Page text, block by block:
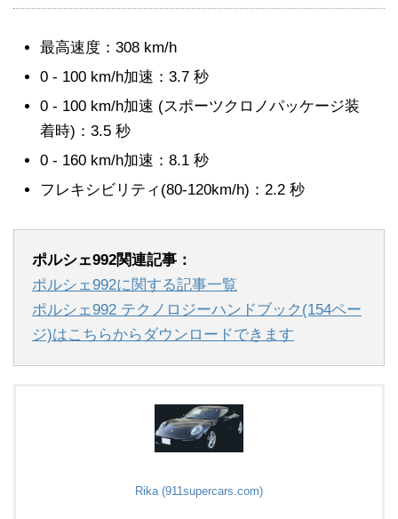
最高速度：308 km/h
0 - 100 km/h加速：3.7 秒
0 - 100 km/h加速 (スポーツクロノパッケージ装
着時)：3.5 秒
0 - 160 km/h加速：8.1 秒
フレキシビリティ(80-120km/h)：2.2 秒
ポルシェ992関連記事：
ポルシェ992に関する記事一覧
ポルシェ992 テクノロジーハンドブック(154ペー
ジ)はこちらからダウンロードできます
Rika (911supercars.com)